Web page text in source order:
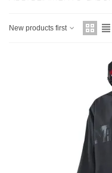
New products first